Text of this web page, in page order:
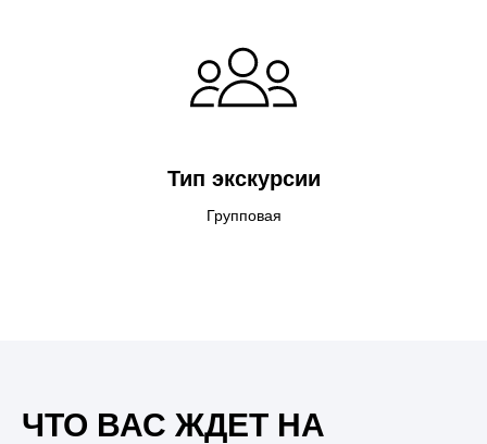
Тип экскурсии
Групповая
ЧТО ВАС ЖДЕТ НА